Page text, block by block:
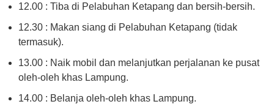
12.00 : Tiba di Pelabuhan Ketapang dan bersih-bersih.
12.30 : Makan siang di Pelabuhan Ketapang (tidak
termasuk).
13.00 : Naik mobil dan melanjutkan perjalanan ke pusat
oleh-oleh khas Lampung.
14.00 : Belanja oleh-oleh khas Lampung.